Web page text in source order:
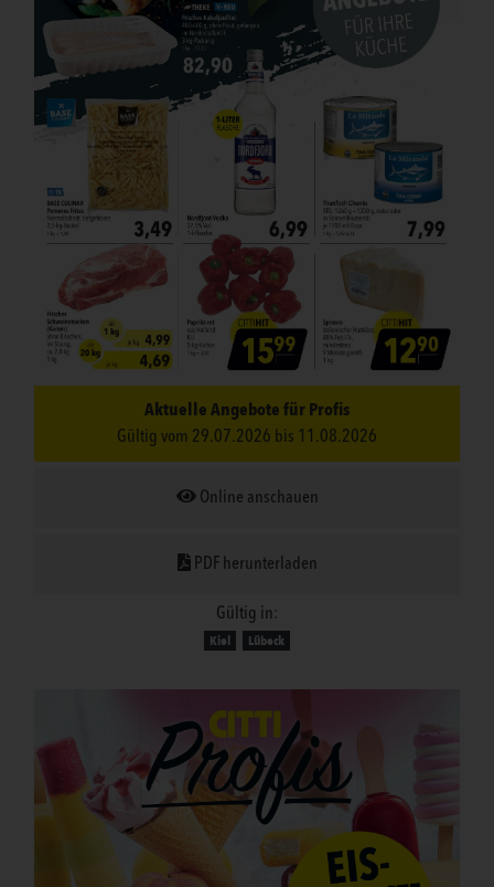
Aktuelle Angebote für Profis
Gültig vom 29.07.2026 bis 11.08.2026
Online anschauen
PDF herunterladen
Gültig in:
Kiel
Lübeck